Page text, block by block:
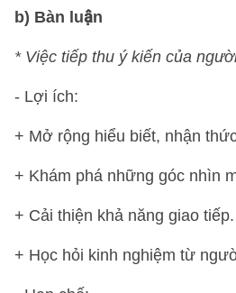
b) Bàn luận
* Việc tiếp thu ý kiến của
- Lợi ích:
+ Mở rộng hiểu biết, nhận
+ Khám phá những góc nhìn
+ Cải thiện khả năng giao tiếp.
+ Học hỏi kinh nghiệm từ